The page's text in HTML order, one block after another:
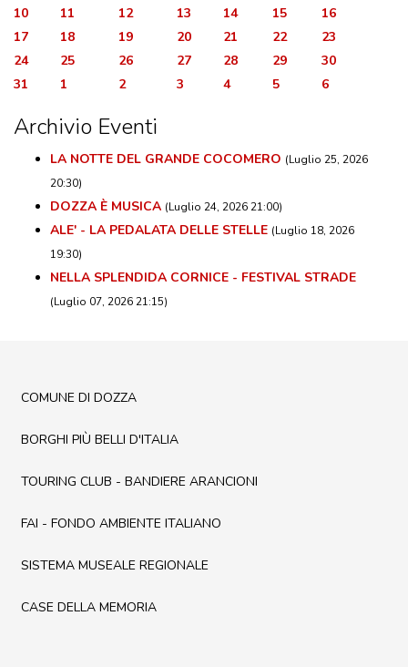
10
11 12 13 14 15
16
17
18 19 20 21 22
23
24
25 26 27 28 29
30
31
1 2 3 4 5 6
Archivio Eventi
LA NOTTE DEL GRANDE COCOMERO (Luglio 25, 2026
20:30)
DOZZA È MUSICA (Luglio 24, 2026 21:00)
ALE' - LA PEDALATA DELLE STELLE (Luglio 18, 2026
19:30)
NELLA SPLENDIDA CORNICE - FESTIVAL STRADE
(Luglio 07, 2026 21:15)
COMUNE DI DOZZA
BORGHI PIÙ BELLI D'ITALIA
TOURING CLUB - BANDIERE ARANCIONI
FAI - FONDO AMBIENTE ITALIANO
SISTEMA MUSEALE REGIONALE
CASE DELLA MEMORIA